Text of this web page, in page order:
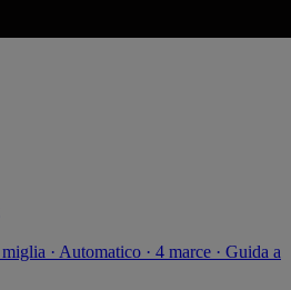
· Automatico · 4 marce · Guida a